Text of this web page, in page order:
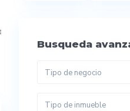
Busqueda
Tipo de negocio
Tipo de inmueble